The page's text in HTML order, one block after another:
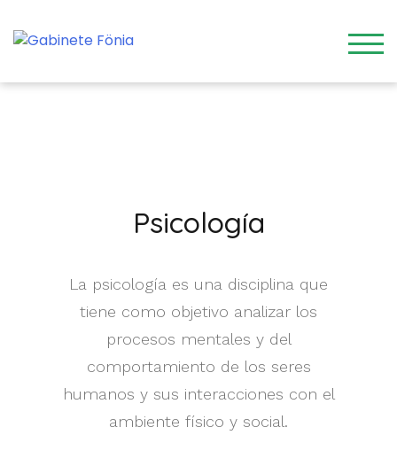
Psicología
La psicología es una disciplina que
tiene como objetivo analizar los
procesos mentales y del
comportamiento de los seres
humanos y sus interacciones con el
ambiente físico y social.